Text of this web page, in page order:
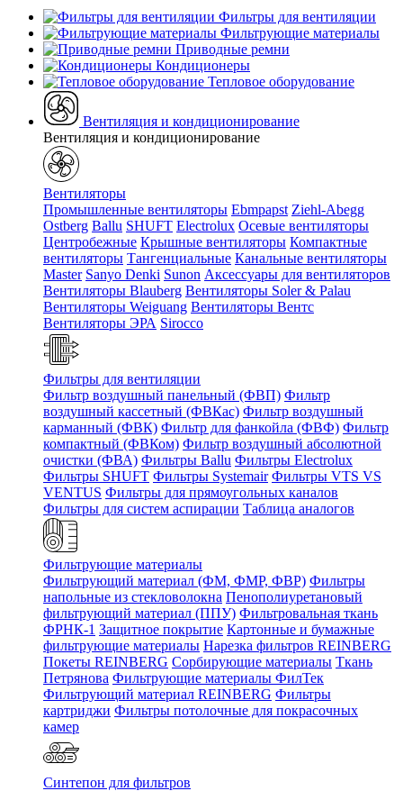
Фильтры для вентиляции
Фильтрующие материалы
Приводные ремни
Кондиционеры
Тепловое оборудование
Вентиляция и кондиционирование
Вентиляция и кондиционирование
Вентиляторы
Промышленные вентиляторы Ebmpapst Ziehl-Abegg
Ostberg Ballu SHUFT Electrolux Осевые вентиляторы
Центробежные Крышные вентиляторы Компактные
вентиляторы Тангенциальные Канальные вентиляторы
Master Sanyo Denki Sunon Аксессуары для вентиляторов
Вентиляторы Blauberg Вентиляторы Soler & Palau
Вентиляторы Weiguang Вентиляторы Вентс
Вентиляторы ЭРА Sirocco
Фильтры для вентиляции
Фильтр воздушный панельный (ФВП) Фильтр
воздушный кассетный (ФВКас) Фильтр воздушный
карманный (ФВК) Фильтр для фанкойла (ФВФ) Фильтр
компактный (ФВКом) Фильтр воздушный абсолютной
очистки (ФВА) Фильтры Ballu Фильтры Electrolux
Фильтры SHUFT Фильтры Systemair Фильтры VTS VS
VENTUS Фильтры для прямоугольных каналов
Фильтры для систем аспирации Таблица аналогов
Фильтрующие материалы
Фильтрующий материал (ФМ, ФМР, ФВР) Фильтры
напольные из стекловолокна Пенополиуретановый
фильтрующий материал (ППУ) Фильтровальная ткань
ФРНК-1 Защитное покрытие Картонные и бумажные
фильтрующие материалы Нарезка фильтров REINBERG
Покеты REINBERG Сорбирующие материалы Ткань
Петрянова Фильтрующие материалы ФилТек
Фильтрующий материал REINBERG Фильтры
картриджи Фильтры потолочные для покрасочных
камер
Синтепон для фильтров